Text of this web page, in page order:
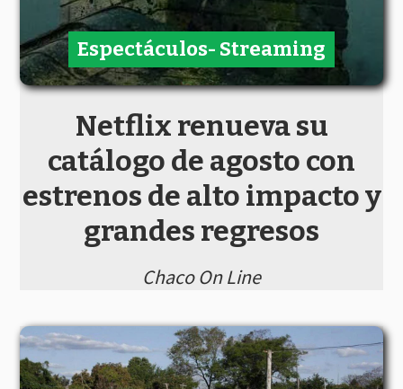
Netflix renueva su
catálogo de agosto con
estrenos de alto impacto y
grandes regresos
Chaco On Line
Espectáculos- Streaming